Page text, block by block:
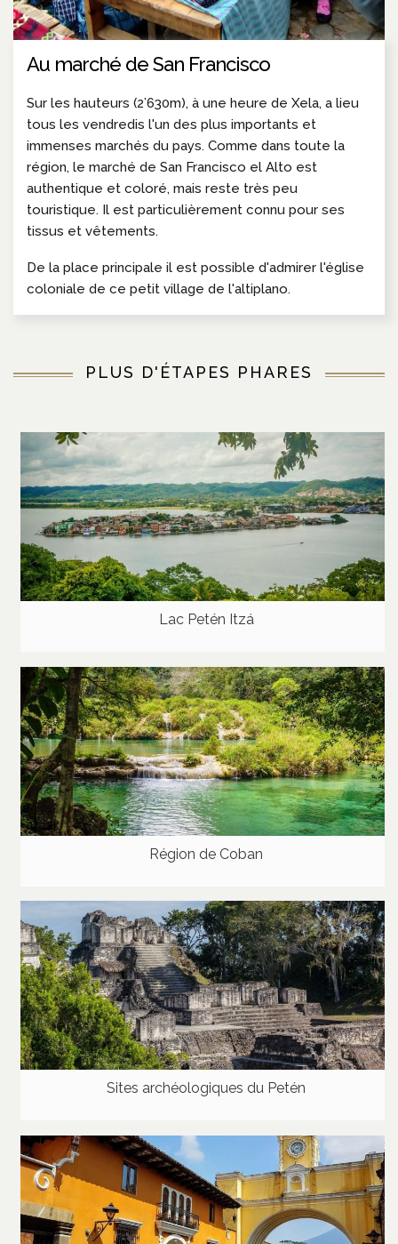
Au marché de San Francisco
Sur les hauteurs (2’630m), à une heure de Xela, a lieu
tous les vendredis l'un des plus importants et
immenses marchés du pays. Comme dans toute la
région, le marché de San Francisco el Alto est
authentique et coloré, mais reste très peu
touristique. Il est particulièrement connu pour ses
tissus et vêtements.
De la place principale il est possible d'admirer l'église
coloniale de ce petit village de l'altiplano.
PLUS D'ÉTAPES PHARES
Lac Petén Itzá
Région de Coban
Sites archéologiques du Petén